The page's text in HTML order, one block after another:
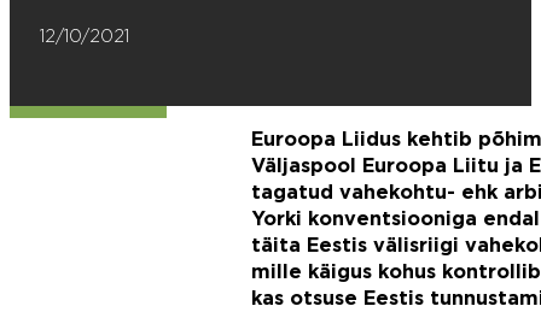
12/10/2021
Euroopa Liidus kehtib
Väljaspool Euroopa Liitu ja
tagatud vahekohtu- ehk
Yorki konventsiooniga
täita Eestis välisriigi
mille käigus kohus
kas otsuse Eestis